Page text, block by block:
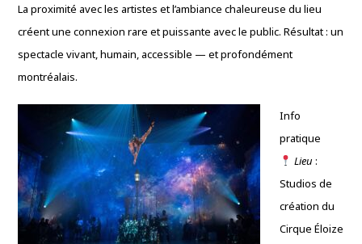
La proximité avec les artistes et l’ambiance chaleureuse du lieu
créent une connexion rare et puissante avec le public. Résultat : un
spectacle vivant, humain, accessible — et profondément
montréalais.
Info
pratique
Lieu :
Studios de
création du
Cirque Éloize